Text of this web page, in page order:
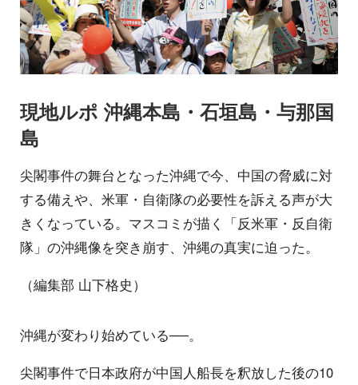
現地ルポ 沖縄本島・石垣島・与那国
島
尖閣事件の舞台となった沖縄で今、中国の脅威に対
する備えや、米軍・自衛隊の必要性を訴える声が大
きくなっている。マスコミが描く「反米軍・反自衛
隊」の沖縄像を突き崩す、沖縄の真実に迫った。
（編集部 山下格史）
沖縄が変わり始めている──。
尖閣事件で日本政府が中国人船長を釈放した後の10